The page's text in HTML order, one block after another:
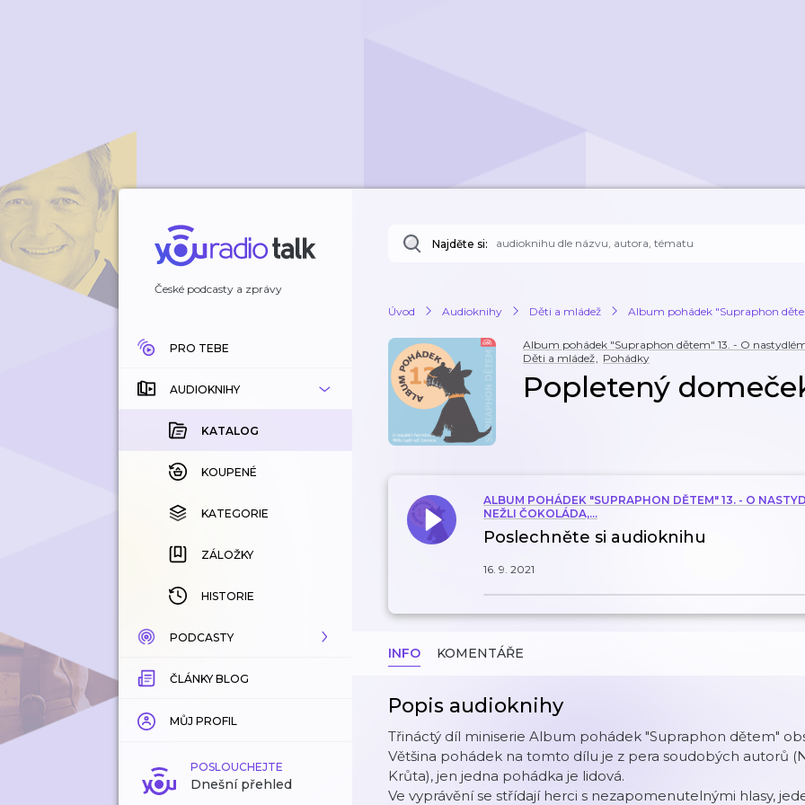
České podcasty a zprávy
PRO TEBE
AUDIOKNIHY
KATALOG
KOUPENÉ
KATEGORIE
ZÁLOŽKY
HISTORIE
PODCASTY
KATALOG
KATEGORIE
ZÁLOŽKY
ČLÁNKY BLOG
MŮJ PROFIL
POSLOUCHEJTE
Dnešní přehled
Najděte si:
Úvod Audioknihy Děti a mládež Album pohádek "Supraphon
Album pohádek "Supraphon dětem" 13. - O
Děti a mládež, Pohádky
Popletený
ALBUM POHÁDEK "SUPRAPHON DĚTEM" 13. - O
NEŽLI ČOKOLÁDA,...
Poslechněte si audioknihu
16. 9. 2021
INFO KOMENTÁŘE
Popis audioknihy
Třináctý díl miniserie Album pohádek "Supraphon dětem"
Většina pohádek na tomto dílu je z pera soudobých autorů
Krůta), jen jedna pohádka je lidová.
Ve vyprávění se střídají herci s nezapomenutelnými hlasy,